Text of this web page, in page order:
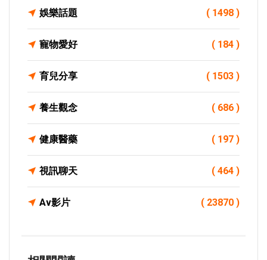
娛樂話題 ( 1498 )
寵物愛好 ( 184 )
育兒分享 ( 1503 )
養生觀念 ( 686 )
健康醫藥 ( 197 )
視訊聊天 ( 464 )
Av影片 ( 23870 )